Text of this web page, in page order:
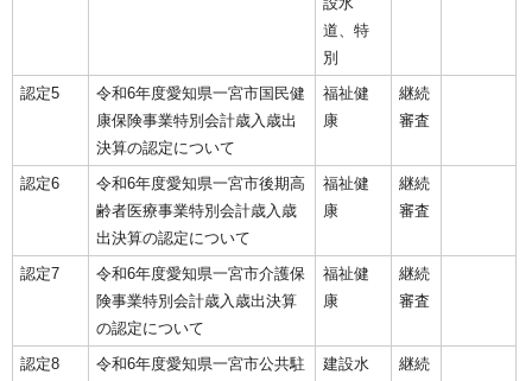
道、特
別
認定5
令和6年度愛知県一宮市国民健
康保険事業特別会計歳入歳出
決算の認定について
福祉健
康
継続
審査
認定6
令和6年度愛知県一宮市後期高
齢者医療事業特別会計歳入歳
出決算の認定について
福祉健
康
継続
審査
認定7
令和6年度愛知県一宮市介護保
険事業特別会計歳入歳出決算
の認定について
福祉健
康
継続
審査
認定8
令和6年度愛知県一宮市公共駐
建設水
継続